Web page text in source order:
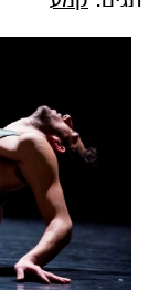
קרדיט: כפיר